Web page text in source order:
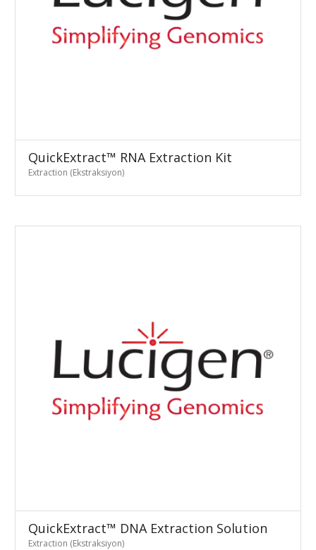
QuickExtract™ RNA Extraction Kit
Extraction (Ekstraksiyon)
QuickExtract™ DNA Extraction Solution
Extraction (Ekstraksiyon)